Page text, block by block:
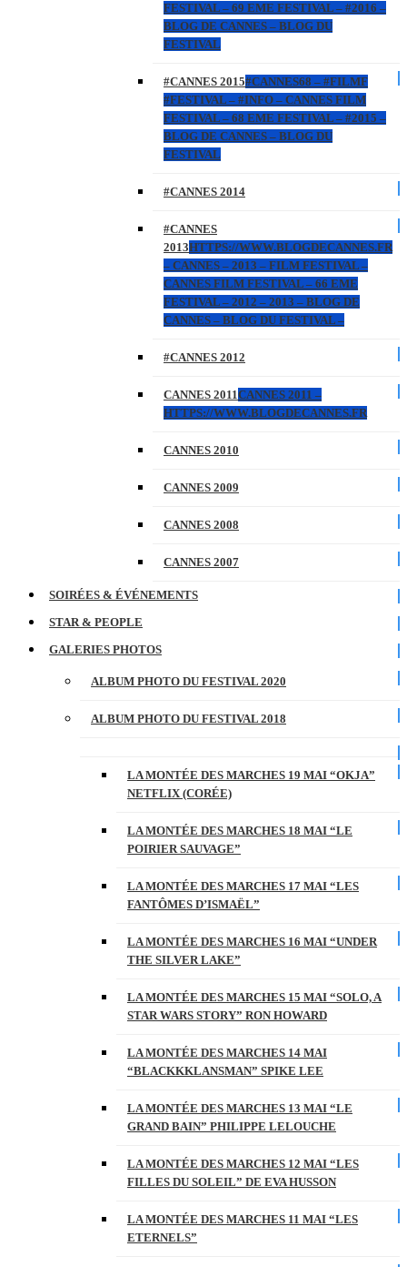
FESTIVAL – 69 EME FESTIVAL – #2016 –
BLOG DE CANNES – BLOG DU
FESTIVAL
#CANNES 2015#CANNES68 – #FILMF
#FESTIVAL – #INFO – CANNES FILM
FESTIVAL – 68 EME FESTIVAL – #2015 –
BLOG DE CANNES – BLOG DU
FESTIVAL
#CANNES 2014
#CANNES
2013HTTPS://WWW.BLOGDECANNES.FR
– CANNES – 2013 – FILM FESTIVAL –
CANNES FILM FESTIVAL – 66 EME
FESTIVAL – 2012 – 2013 – BLOG DE
CANNES – BLOG DU FESTIVAL –
#CANNES 2012
CANNES 2011CANNES 2011 –
HTTPS://WWW.BLOGDECANNES.FR
CANNES 2010
CANNES 2009
CANNES 2008
CANNES 2007
SOIRÉES & ÉVÉNEMENTS
STAR & PEOPLE
GALERIES PHOTOS
ALBUM PHOTO DU FESTIVAL 2020
ALBUM PHOTO DU FESTIVAL 2018
LA MONTÉE DES MARCHES 19 MAI “OKJA”
NETFLIX (CORÉE)
LA MONTÉE DES MARCHES 18 MAI “LE
POIRIER SAUVAGE”
LA MONTÉE DES MARCHES 17 MAI “LES
FANTÔMES D’ISMAËL”
LA MONTÉE DES MARCHES 16 MAI “UNDER
THE SILVER LAKE”
LA MONTÉE DES MARCHES 15 MAI “SOLO, A
STAR WARS STORY” RON HOWARD
LA MONTÉE DES MARCHES 14 MAI
“BLACKKKLANSMAN” SPIKE LEE
LA MONTÉE DES MARCHES 13 MAI “LE
GRAND BAIN” PHILIPPE LELOUCHE
LA MONTÉE DES MARCHES 12 MAI “LES
FILLES DU SOLEIL” DE EVA HUSSON
LA MONTÉE DES MARCHES 11 MAI “LES
ETERNELS”